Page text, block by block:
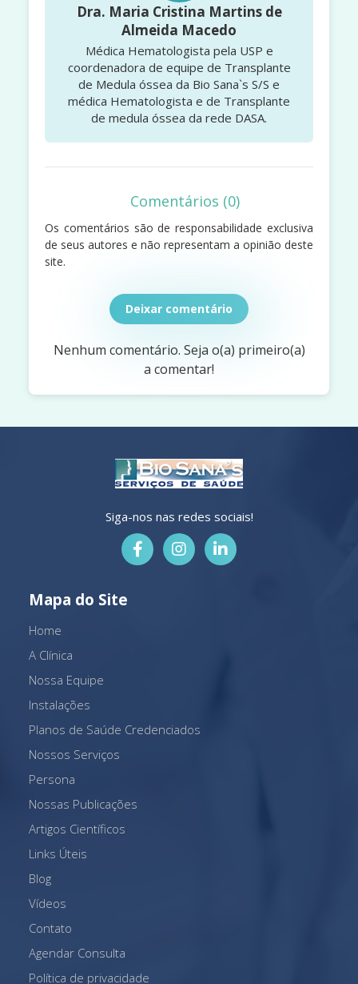
Dra. Maria Cristina Martins de
Almeida Macedo
Médica Hematologista pela USP e
coordenadora de equipe de Transplante
de Medula óssea da Bio Sana`s S/S e
médica Hematologista e de Transplante
de medula óssea da rede DASA.
Comentários (0)
Os comentários são de responsabilidade exclusiva
de seus autores e não representam a opinião deste
site.
Deixar comentário
Nenhum comentário. Seja o(a) primeiro(a)
a comentar!
Siga-nos nas redes sociais!
Mapa do Site
Home
A Clínica
Nossa Equipe
Instalações
Planos de Saúde Credenciados
Nossos Serviços
Persona
Nossas Publicações
Artigos Científicos
Links Úteis
Blog
Vídeos
Contato
Agendar Consulta
Política de privacidade